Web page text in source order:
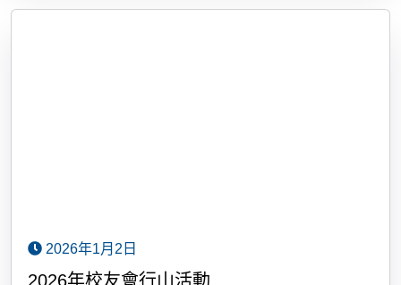
2026年1月2日
2026年校友會行山活動